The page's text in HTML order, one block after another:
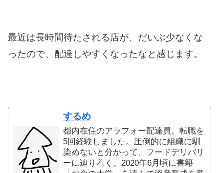
最近は長時間待たされる店が、だいぶ少なくな
ったので、配達しやすくなったなと感じます。
するめ
都内在住のアラフォー配達員。転職を
5回経験しました。圧倒的に組織に馴
染めないと分かって、フードデリバリ
ーに辿り着く。2020年6月頃に書籍